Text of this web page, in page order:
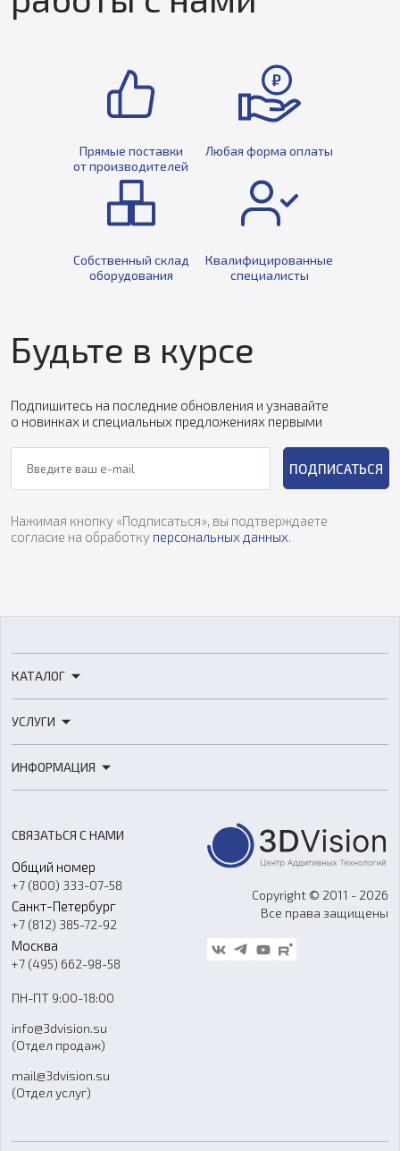
Прямые поставки
от производителей
Любая форма оплаты
Собственный склад
оборудования
Квалифицированные
специалисты
Будьте в курсе
Подпишитесь на последние обновления и узнавайте
о новинках и специальных предложениях первыми
ПОДПИСАТЬСЯ
Нажимая кнопку «Подписаться», вы подтверждаете
согласие на обработку персональных данных
КАТАЛОГ
3D-сканеры
Расходные материалы
Оборудование и материалы для вакуумного литья
Аксессуары и прочее оборудование
Программное обеспечение
УСЛУГИ
3D-моделирование
Ремонт и услуги
ИНФОРМАЦИЯ
О компании
Контакты
Гос. закупки
Стать дилером
Блог
FAQ
СВЯЗАТЬСЯ С НАМИ
Общий номер
+7 (800) 333-07-58
Санкт-Петербург
+7 (812) 385-72-92
Москва
+7 (495) 662-98-58
ПН-ПТ 9:00-18:00
info@3dvision.su
(Отдел продаж)
mail@3dvision.su
(Отдел услуг)
Copyright © 2011 - 2026
Все права защищены